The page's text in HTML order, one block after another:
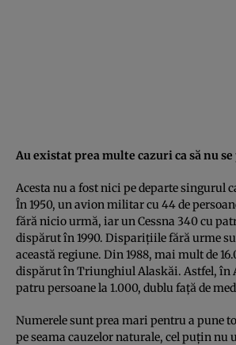
Au existat prea multe cazuri ca să nu
Acesta nu a fost nici pe departe singurul
În 1950, un avion militar cu 44 de
fără nicio urmă, iar un Cessna 340 cu
dispărut în 1990. Dispariţiile fără urme
această regiune. Din 1988, mai mult de
dispărut în Triunghiul Alaskăi. Astfel, în
patru persoane la 1.000, dublu faţă de
Numerele sunt prea mari pentru a pune
pe seama cauzelor naturale, cel puţin nu